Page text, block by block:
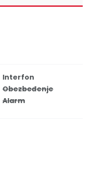
Interfon
Obezbeđenje
Alarm